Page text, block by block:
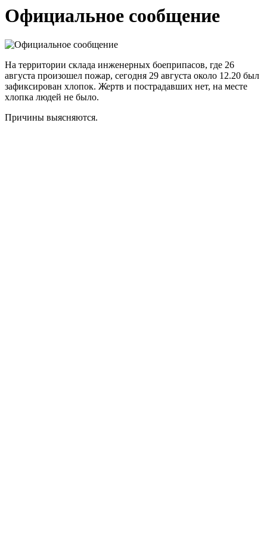
Официальное сообщение
На территории склада инженерных боеприпасов, где 26
августа произошел пожар, сегодня 29 августа около 12.20 был
зафиксирован хлопок. Жертв и пострадавших нет, на месте
хлопка людей не было.
Причины выясняются.